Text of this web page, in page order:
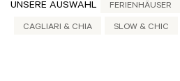
UNSERE AUSWAHL FERIENHÄUSER
CAGLIARI & CHIA SLOW & CHIC